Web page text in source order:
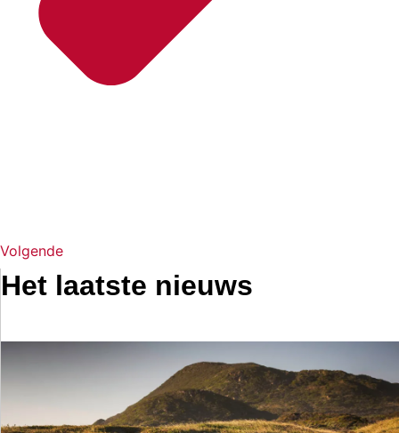
Volgende
Het laatste nieuws